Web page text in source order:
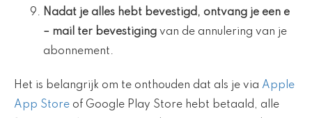
Nadat je alles hebt bevestigd, ontvang je een e
– mail ter bevestiging van de annulering van je
abonnement.
Het is belangrijk om te onthouden dat als je via Apple
App Store of Google Play Store hebt betaald, alle